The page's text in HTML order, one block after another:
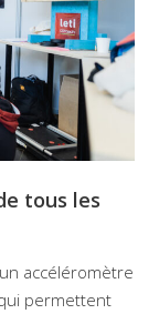
tous les
accéléromètre
permettent